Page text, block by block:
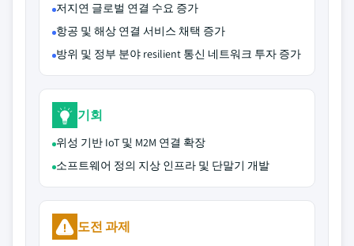
저지연 글로벌 연결 수요 증가
항공 및 해상 연결 서비스 채택 증가
방위 및 정부 분야 resilient 통신 네트워크 투자 증가
기회
위성 기반 IoT 및 M2M 연결 확장
소프트웨어 정의 지상 인프라 및 단말기 개발
도전 과제